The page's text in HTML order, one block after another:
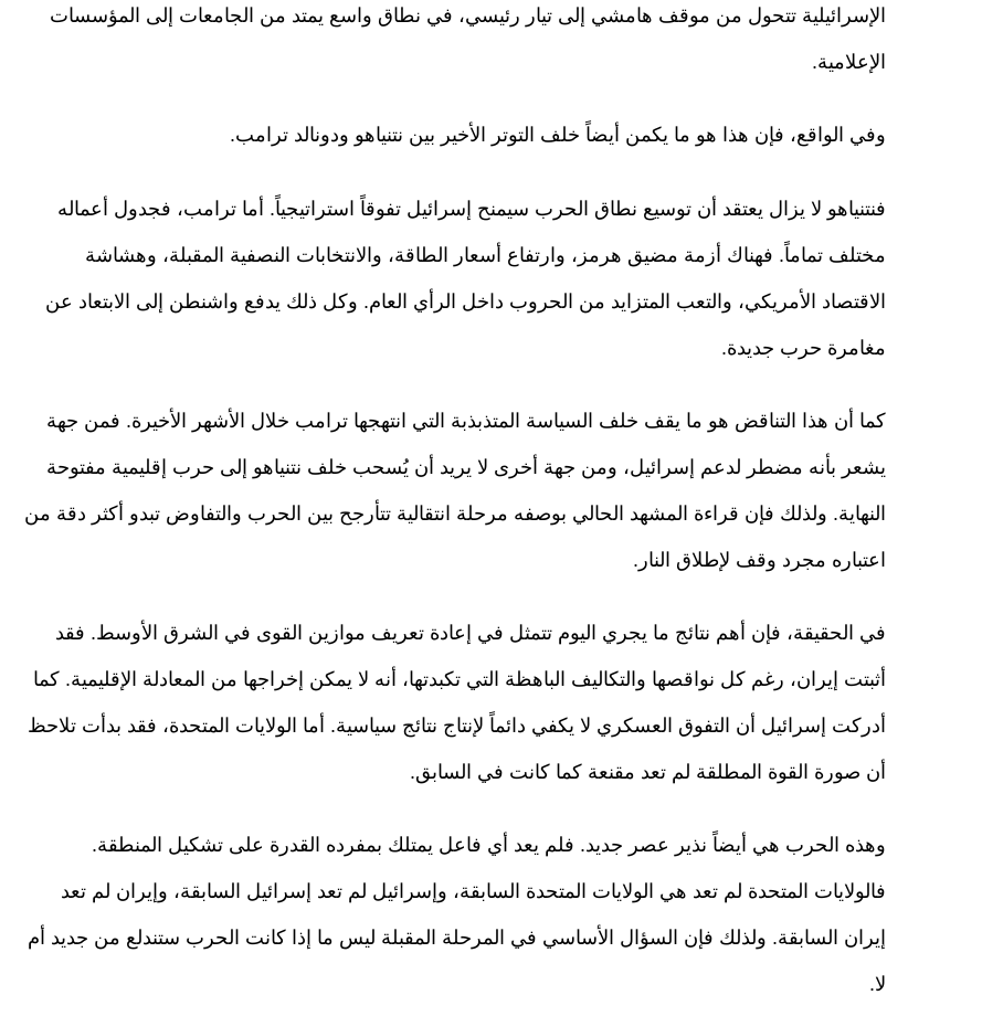
الإسرائيلية تتحول من موقف هامشي إلى تيار رئيسي، في نطاق واسع يمتد من الجامعات إلى المؤسسات
الإعلامية.
وفي الواقع، فإن هذا هو ما يكمن أيضاً خلف التوتر الأخير بين نتنياهو ودونالد ترامب.
فنتنياهو لا يزال يعتقد أن توسيع نطاق الحرب سيمنح إسرائيل تفوقاً استراتيجياً. أما ترامب، فجدول أعماله
مختلف تماماً. فهناك أزمة مضيق هرمز، وارتفاع أسعار الطاقة، والانتخابات النصفية المقبلة، وهشاشة
الاقتصاد الأمريكي، والتعب المتزايد من الحروب داخل الرأي العام. وكل ذلك يدفع واشنطن إلى الابتعاد عن
مغامرة حرب جديدة.
كما أن هذا التناقض هو ما يقف خلف السياسة المتذبذبة التي انتهجها ترامب خلال الأشهر الأخيرة. فمن جهة
يشعر بأنه مضطر لدعم إسرائيل، ومن جهة أخرى لا يريد أن يُسحب خلف نتنياهو إلى حرب إقليمية مفتوحة
النهاية. ولذلك فإن قراءة المشهد الحالي بوصفه مرحلة انتقالية تتأرجح بين الحرب والتفاوض تبدو أكثر دقة من
اعتباره مجرد وقف لإطلاق النار.
في الحقيقة، فإن أهم نتائج ما يجري اليوم تتمثل في إعادة تعريف موازين القوى في الشرق الأوسط. فقد
أثبتت إيران، رغم كل نواقصها والتكاليف الباهظة التي تكبدتها، أنه لا يمكن إخراجها من المعادلة الإقليمية. كما
أدركت إسرائيل أن التفوق العسكري لا يكفي دائماً لإنتاج نتائج سياسية. أما الولايات المتحدة، فقد بدأت تلاحظ
أن صورة القوة المطلقة لم تعد مقنعة كما كانت في السابق.
وهذه الحرب هي أيضاً نذير عصر جديد. فلم يعد أي فاعل يمتلك بمفرده القدرة على تشكيل المنطقة.
فالولايات المتحدة لم تعد هي الولايات المتحدة السابقة، وإسرائيل لم تعد إسرائيل السابقة، وإيران لم تعد
إيران السابقة. ولذلك فإن السؤال الأساسي في المرحلة المقبلة ليس ما إذا كانت الحرب ستندلع من جديد أم
لا.